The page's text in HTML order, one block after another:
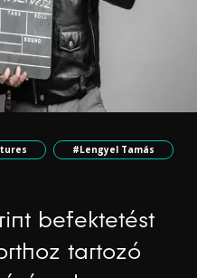
#Lengyel Tamás
befektetést
tartozó